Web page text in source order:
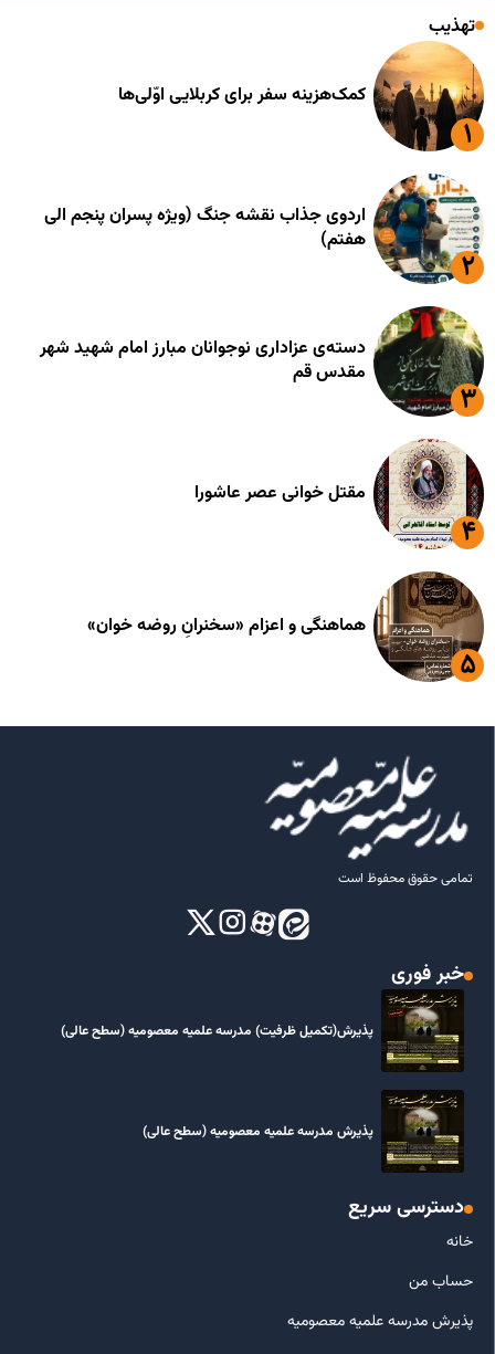
تهذیب
کمک‌هزینه سفر برای کربلایی اوّلی‌ها
اردوی جذاب نقشه جنگ (ویژه پسران پنجم الی
هفتم)
دسته‌ی عزاداری نوجوانان مبارز امام شهید شهر
مقدس قم
مقتل خوانی عصر عاشورا
هماهنگی و اعزام «سخنرانِ روضه خوان»
تمامی حقوق محفوظ است
خبر فوری
پذیرش(تکمیل ظرفیت) مدرسه علمیه معصومیه‌ (سطح عالی)
پذیرش مدرسه علمیه معصومیه‌ (سطح عالی)
دسترسی سریع
خانه
حساب من
پذیرش مدرسه علمیه معصومیه